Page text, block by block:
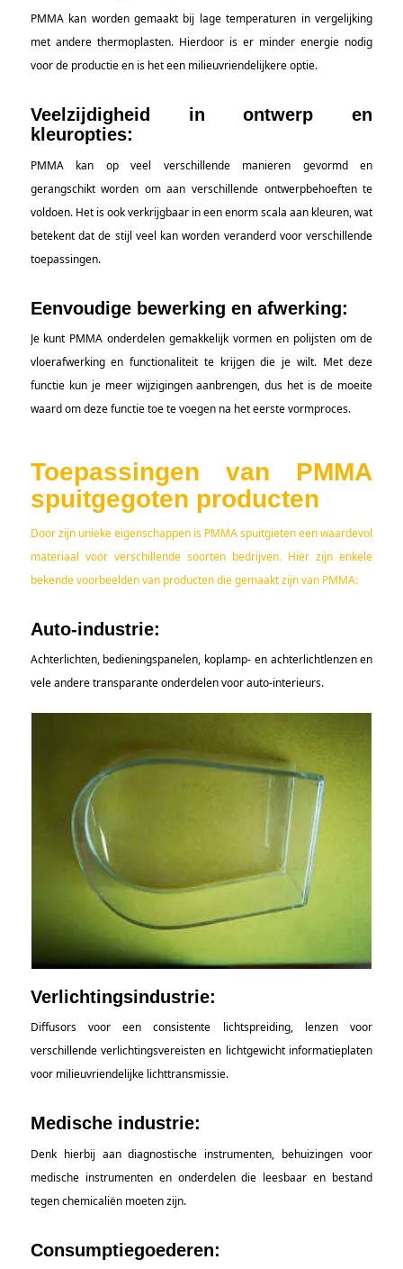
PMMA kan worden gemaakt bij lage temperaturen in vergelijking
met andere thermoplasten. Hierdoor is er minder energie nodig
voor de productie en is het een milieuvriendelijkere optie.
Veelzijdigheid in ontwerp en
kleuropties:
PMMA kan op veel verschillende manieren gevormd en
gerangschikt worden om aan verschillende ontwerpbehoeften te
voldoen. Het is ook verkrijgbaar in een enorm scala aan kleuren, wat
betekent dat de stijl veel kan worden veranderd voor verschillende
toepassingen.
Eenvoudige bewerking en afwerking:
Je kunt PMMA onderdelen gemakkelijk vormen en polijsten om de
vloerafwerking en functionaliteit te krijgen die je wilt. Met deze
functie kun je meer wijzigingen aanbrengen, dus het is de moeite
waard om deze functie toe te voegen na het eerste vormproces.
Toepassingen van PMMA
spuitgegoten producten
Door zijn unieke eigenschappen is PMMA spuitgieten een waardevol
materiaal voor verschillende soorten bedrijven. Hier zijn enkele
bekende voorbeelden van producten die gemaakt zijn van PMMA:
Auto-industrie:
Achterlichten, bedieningspanelen, koplamp- en achterlichtlenzen en
vele andere transparante onderdelen voor auto-interieurs.
Verlichtingsindustrie:
Diffusors voor een consistente lichtspreiding, lenzen voor
verschillende verlichtingsvereisten en lichtgewicht informatieplaten
voor milieuvriendelijke lichttransmissie.
Medische industrie:
Denk hierbij aan diagnostische instrumenten, behuizingen voor
medische instrumenten en onderdelen die leesbaar en bestand
tegen chemicaliën moeten zijn.
Consumptiegoederen: